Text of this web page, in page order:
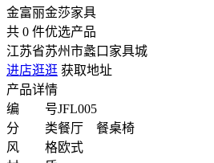
金富丽金莎家具
共 0 件优选产品
江苏省苏州市蠡口家具城
进店逛逛 获取地址
产品详情
编 号JFL005
分 类餐厅 餐桌椅
风 格欧式